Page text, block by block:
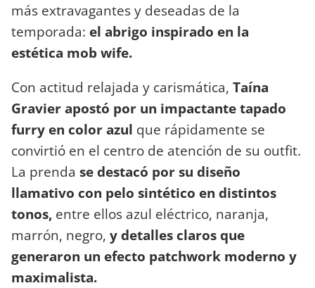
más extravagantes y deseadas de la
temporada: el abrigo inspirado en la
estética mob wife.
Con actitud relajada y carismática, Taína
Gravier apostó por un impactante tapado
furry en color azul que rápidamente se
convirtió en el centro de atención de su outfit.
La prenda se destacó por su diseño
llamativo con pelo sintético en distintos
tonos, entre ellos azul eléctrico, naranja,
marrón, negro, y detalles claros que
generaron un efecto patchwork moderno y
maximalista.